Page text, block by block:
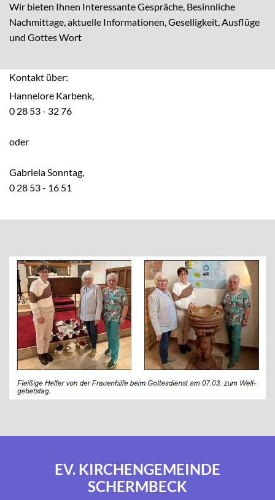
Wir bieten Ihnen Interessante Gespräche, Besinnliche
Nachmittage,aktuelle Informationen,Geselligkeit,Ausflüge
und Gottes Wort
Kontakt über:
Hannelore Karbenk,
0 28 53 - 32 76
oder
Gabriela Sonntag,
0 28 53 - 16 51
EV. KIRCHENGEMEINDE
SCHERMBECK